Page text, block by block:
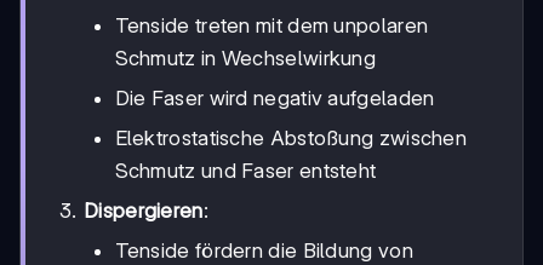
Tenside treten mit dem unpolaren
Schmutz in Wechselwirkung
Die Faser wird negativ aufgeladen
Elektrostatische Abstoßung zwischen
Schmutz und Faser entsteht
Dispergieren:
Tenside fördern die Bildung von